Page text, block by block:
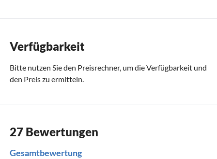
Verfügbarkeit
Bitte nutzen Sie den Preisrechner, um die Verfügbarkeit und
den Preis zu ermitteln.
27 Bewertungen
Gesamtbewertung